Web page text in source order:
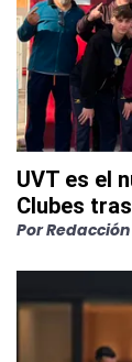
UVT es el
Clubes
Por